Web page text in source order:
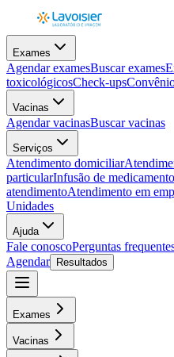
Exames
Agendar examesBuscar exames
toxicológicosCheck-ups
Vacinas
Agendar vacinasBuscar vacinas
Serviços
Atendimento domiciliar
particularInfusão de
atendimentoAtendimento em
Unidades
Ajuda
Fale conoscoPerguntas
Agendar
Resultados
Exames
Vacinas